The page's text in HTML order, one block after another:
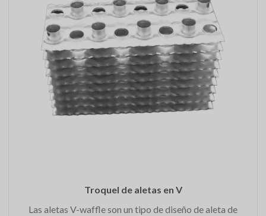
Troquel de aletas en V
Las aletas V-waffle son un tipo de diseño de aleta de